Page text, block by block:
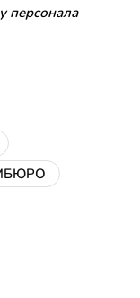
персонала